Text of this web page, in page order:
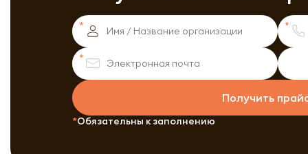
Получить
Обязательны к заполнению